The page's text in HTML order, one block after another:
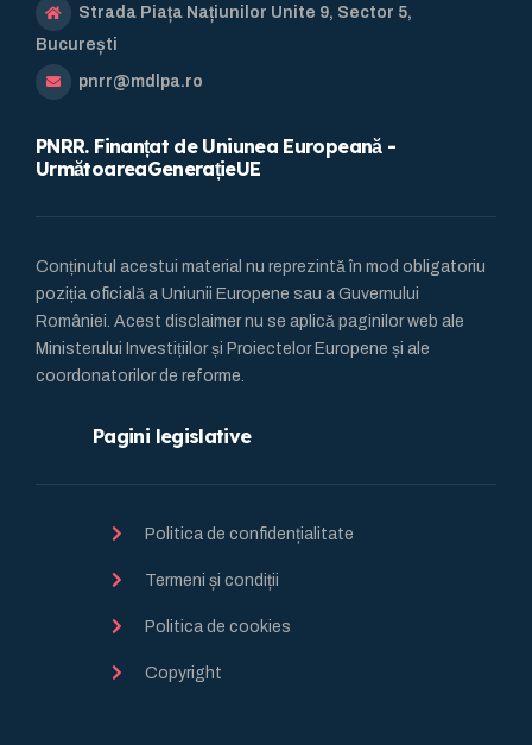
Strada Piața Națiunilor Unite 9, Sector 5,
București
pnrr@mdlpa.ro
PNRR. Finanțat de Uniunea Europeană -
UrmătoareaGenerațieUE
Conținutul acestui material nu reprezintă în mod obligatoriu
poziția oficială a Uniunii Europene sau a Guvernului
României. Acest disclaimer nu se aplică paginilor web ale
Ministerului Investițiilor și Proiectelor Europene și ale
coordonatorilor de reforme.
Pagini legislative
Politica de confidențialitate
Termeni și condiții
Politica de cookies
Copyright